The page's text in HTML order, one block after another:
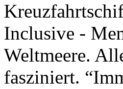
Inclusive -
Weltmeere.
fasziniert.